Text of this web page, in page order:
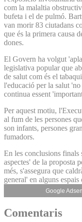
com la malaltia
bufeta i el de pulmó.
van morir 83 ciutadans
que és la primera causa
dones.
El Govern ha volgut
legislativa popular que
de salut com és el
l'educació per la salut
continua essent
Per aquest motiu,
al fum de les persones
son infants, persones
fumadors.
En les conclusions finals
aspectes' de la proposta
més, s'assegura que
general' en alguns
Google
Comentaris